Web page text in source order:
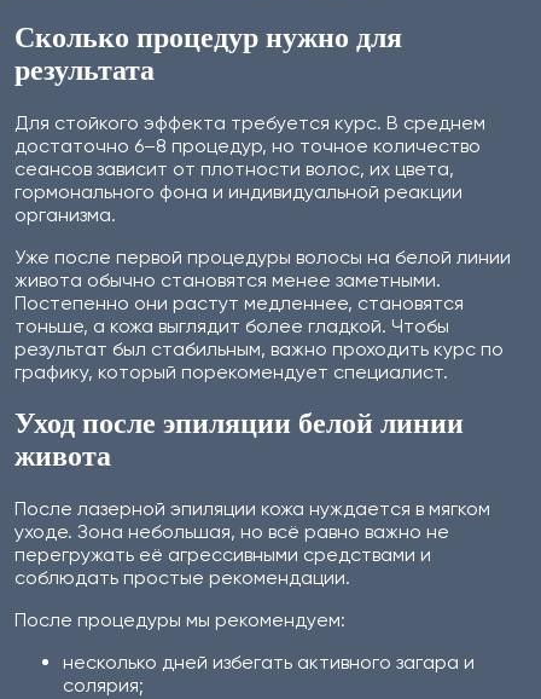
Сколько процедур нужно для
результата
Для стойкого эффекта требуется курс. В среднем
достаточно 6–8 процедур, но точное количество
сеансов зависит от плотности волос, их цвета,
гормонального фона и индивидуальной реакции
организма.
Уже после первой процедуры волосы на белой линии
живота обычно становятся менее заметными.
Постепенно они растут медленнее, становятся
тоньше, а кожа выглядит более гладкой. Чтобы
результат был стабильным, важно проходить курс по
графику, который порекомендует специалист.
Уход после эпиляции белой линии
живота
После лазерной эпиляции кожа нуждается в мягком
уходе. Зона небольшая, но всё равно важно не
перегружать её агрессивными средствами и
соблюдать простые рекомендации.
После процедуры мы рекомендуем:
несколько дней избегать активного загара и
солярия;